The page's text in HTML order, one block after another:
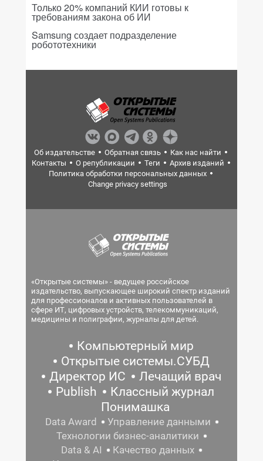
Только 20% компаний КИИ готовы к
требованиям закона об ИИ
Samsung создает подразделение
робототехники
Об издательстве Обратная связь
Как нас найти
Контакты
О републикации Теги
Архив изданий
Политика обработки персональных данных
Change privacy settings
«Открытые системы» - ведущее российское
издательство, выпускающее широкий спектр изданий
для профессионалов и активных пользователей в
сфере ИТ, цифровых устройств, телекоммуникаций,
медицины и полиграфии, журналы для детей.
Компьютерный мир
Открытые системы.СУБД
Директор ИС
Лечащий врач
Publish
Классный журнал
Понимашка
Data Award
Управление данными
Технологии бизнес-аналитики
Data & AI
Качество данных